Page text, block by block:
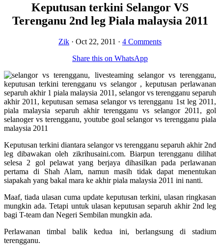
Keputusan terkini Selangor VS
Terenganu 2nd leg Piala malaysia 2011
Zik · Oct 22, 2011 · 4 Comments
Share this on WhatsApp
Keputusan terkini diantara selangor vs terengganu separuh akhir 2nd
leg dibawakan oleh zikrihusaini.com. Biarpun terengganu dilihat
selesa 2 gol pelawat yang berjaya dihasilkan pada perlawanan
pertama di Shah Alam, namun masih tidak dapat menentukan
siapakah yang bakal mara ke akhir piala malaysia 2011 ini nanti.
Maaf, tiada ulasan cuma update keputusan terkini, ulasan ringkasan
mungkin ada. Tetapi untuk ulasan keputusan separuh akhir 2nd leg
bagi T-team dan Negeri Sembilan mungkin ada.
Perlawanan timbal balik kedua ini, berlangsung di stadium
terengganu.